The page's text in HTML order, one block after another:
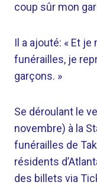
coup sûr mon
Il a ajouté: « Et je
funérailles, je
garçons. »
Se déroulant le
novembre) à la
funérailles de
résidents
des billets via